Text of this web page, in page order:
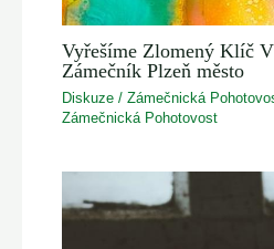
Vyřešíme Zlomený Klíč
Zámečník Plzeň město
Diskuze /Zámečnická
Zámečnická Pohotovost